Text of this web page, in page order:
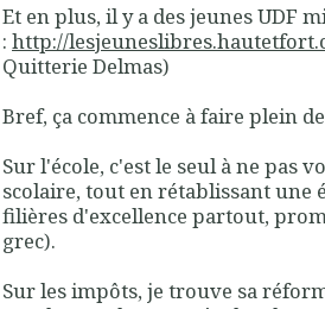
Et en plus, il y a des jeunes UDF
: http://
Quitterie Delmas)
Bref, ça commence à faire plein
Sur l'école, c'est le seul à ne pas
scolaire, tout en rétablissant une
filières d'excellence partout,
grec).
Sur les impôts, je trouve sa